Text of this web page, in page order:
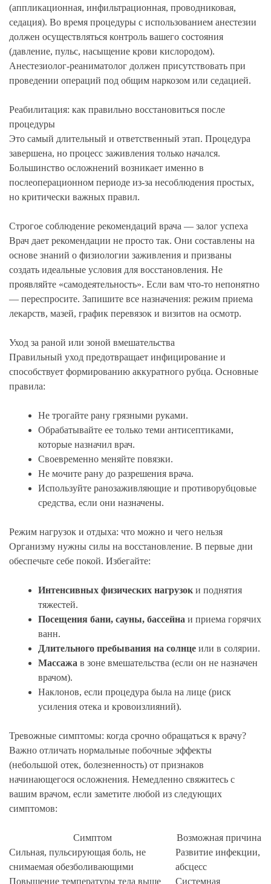
(аппликационная, инфильтрационная, проводниковая,
седация). Во время процедуры с использованием анестезии
должен осуществляться контроль вашего состояния
(давление, пульс, насыщение крови кислородом).
Анестезиолог-реаниматолог должен присутствовать при
проведении операций под общим наркозом или седацией.
Реабилитация: как правильно восстановиться после
процедуры
Это самый длительный и ответственный этап. Процедура
завершена, но процесс заживления только начался.
Большинство осложнений возникает именно в
послеоперационном периоде из-за несоблюдения простых,
но критически важных правил.
Строгое соблюдение рекомендаций врача — залог успеха
Врач дает рекомендации не просто так. Они составлены на
основе знаний о физиологии заживления и призваны
создать идеальные условия для восстановления. Не
проявляйте «самодеятельность». Если вам что-то непонятно
— переспросите. Запишите все назначения: режим приема
лекарств, мазей, график перевязок и визитов на осмотр.
Уход за раной или зоной вмешательства
Правильный уход предотвращает инфицирование и
способствует формированию аккуратного рубца. Основные
правила:
Не трогайте рану грязными руками.
Обрабатывайте ее только теми антисептиками,
которые назначил врач.
Своевременно меняйте повязки.
Не мочите рану до разрешения врача.
Используйте ранозаживляющие и противорубцовые
средства, если они назначены.
Режим нагрузок и отдыха: что можно и чего нельзя
Организму нужны силы на восстановление. В первые дни
обеспечьте себе покой. Избегайте:
Интенсивных физических нагрузок и поднятия
тяжестей.
Посещения бани, сауны, бассейна и приема горячих
ванн.
Длительного пребывания на солнце или в солярии.
Массажа в зоне вмешательства (если он не назначен
врачом).
Наклонов, если процедура была на лице (риск
усиления отека и кровоизлияний).
Тревожные симптомы: когда срочно обращаться к врачу?
Важно отличать нормальные побочные эффекты
(небольшой отек, болезненность) от признаков
начинающегося осложнения. Немедленно свяжитесь с
вашим врачом, если заметите любой из следующих
симптомов:
Симптом
Возможная причина
Сильная, пульсирующая боль, не
снимаемая обезболивающими
Развитие инфекции,
абсцесс
Повышение температуры тела выше
Системная